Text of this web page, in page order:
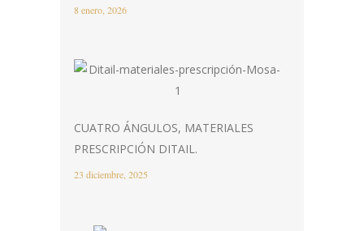
8 enero, 2026
CUATRO ÁNGULOS, MATERIALES
PRESCRIPCIÓN DITAIL.
23 diciembre, 2025